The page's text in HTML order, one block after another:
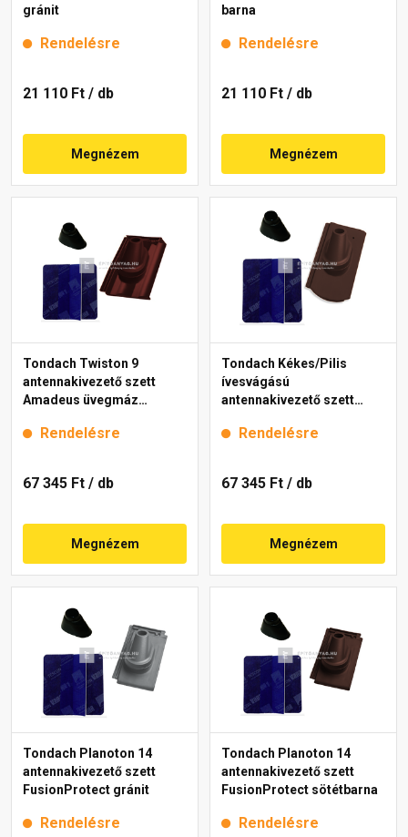
gránit
Rendelésre
21 110 Ft / db
Megnézem
barna
Rendelésre
21 110 Ft / db
Megnézem
Tondach Twiston 9
antennakivezető szett
Amadeus üvegmáz
Rendelésre
67 345 Ft / db
Megnézem
Tondach Kékes/Pilis
ívesvágású
antennakivezető szett
Rendelésre
67 345 Ft / db
Megnézem
Tondach Planoton 14
antennakivezető szett
FusionProtect gránit
Rendelésre
Tondach Planoton 14
antennakivezető szett
FusionProtect sötétbarna
Rendelésre